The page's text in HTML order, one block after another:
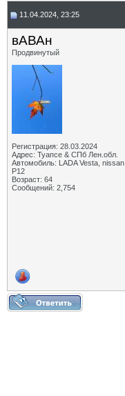
11.04.2024, 23:25
вАВАн
Продвинутый
Регистрация: 28.03.2024
Адрес: Туапсе & СПб Лен.обл.
Автомобиль: LADA Vesta, nissan
P12
Возраст: 64
Сообщений: 2,754